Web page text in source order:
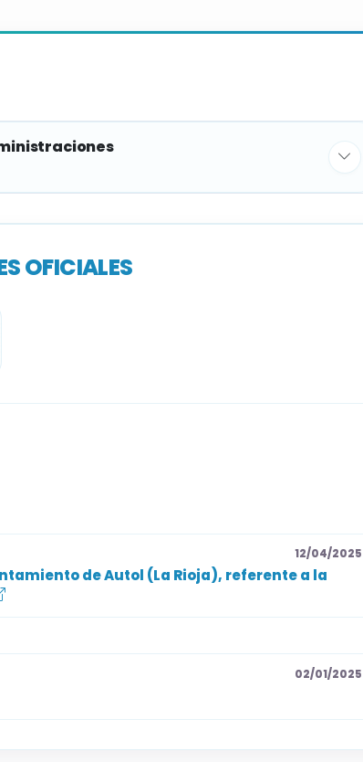
OFICIALES
12/04/2025
de Autol (La Rioja), referente a la
02/01/2025